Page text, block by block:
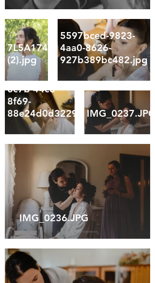
7L5A1745
(2).jpg
5597bced-9823-
4aa0-8626-
927b389bc482.jpg
c2b7b170-
0c7b-44c8-
8f69-
88e24d0d3229.jpgIMG_0237.JPG
IMG_0236.JPG